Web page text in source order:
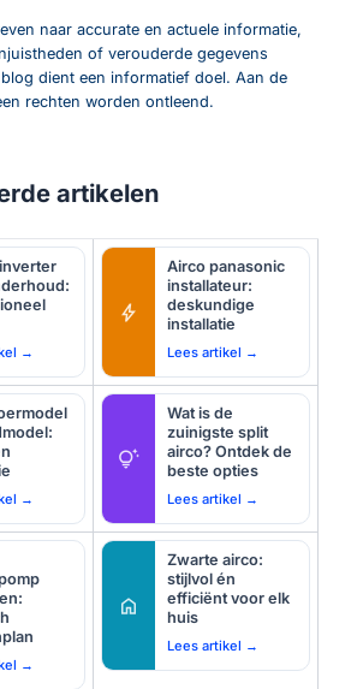
naar accurate en actuele informatie,
of verouderde gegevens
dient een informatief doel. Aan de
rechten worden ontleend.
artikelen
→
bolt
Airco panasonic
installateur:
deskundige
installatie
Lees artikel →
→
tips_and_updates
Wat is de
zuinigste split
airco? Ontdek de
beste opties
Lees artikel →
→
home
Zwarte airco:
stijlvol én
efficiënt voor elk
huis
Lees artikel →